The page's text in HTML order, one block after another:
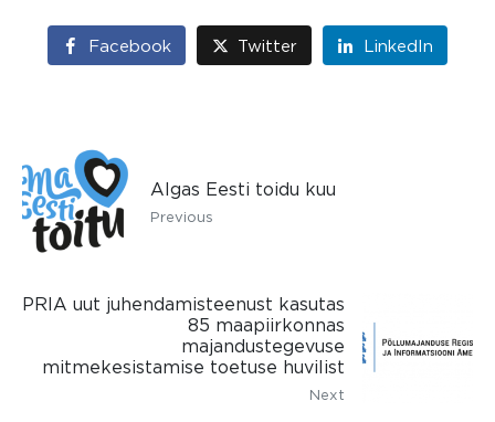
Facebook Twitter LinkedIn
Algas Eesti toidu kuu
Previous
PRIA uut juhendamisteenust kasutas
85 maapiirkonnas
majandustegevuse
mitmekesistamise toetuse huvilist
Next